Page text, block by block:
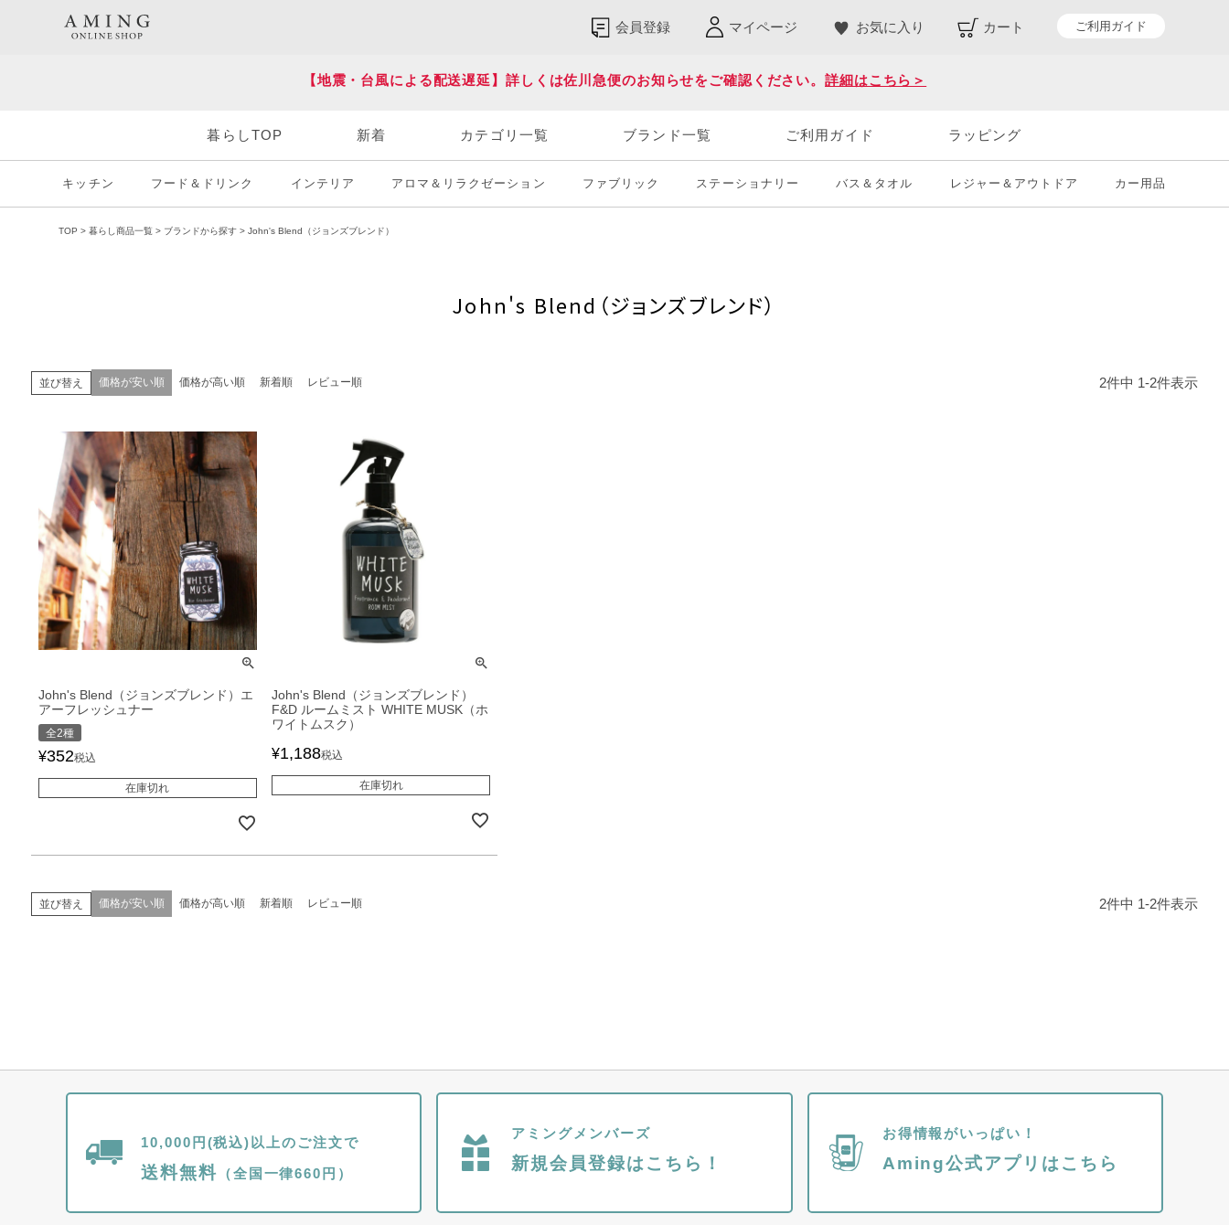
会員登録 マイページ お気に入り カート ご利用ガイド
HOT KEY WORD
【地震・台風による配送遅延】詳しくは佐川急便のお知らせをご確認ください。詳細はこちら＞
暮らしTOP 新着 カテゴリ一覧 ブランド一覧 ご利用ガイド ラッピング
キッチン フード＆ドリンク インテリア アロマ＆リラクゼーション ファブリック ステーショナリー バス＆タオル レジャー＆アウトドア カー用品
TOP 暮らし商品一覧 ブランドから探す John's Blend（ジョンズブレンド）
John's Blend（ジョンズブレンド）
並び替え 価格が安い順 価格が高い順 新着順 レビュー順 2件中 1-2件表示
John's Blend（ジョンズブレンド）エ
アーフレッシュナー
全2種
¥352税込
在庫切れ
John's Blend（ジョンズブレンド）
F&D ルームミスト WHITE MUSK（ホ
ワイトムスク）
¥1,188税込
在庫切れ
並び替え 価格が安い順 価格が高い順 新着順 レビュー順 2件中 1-2件表示
10,000円(税込)以上のご注文で
送料無料 （全国一律660円）
アミングメンバーズ
新規会員登録はこちら！
お得情報がいっぱい！
Aming公式アプリはこちら